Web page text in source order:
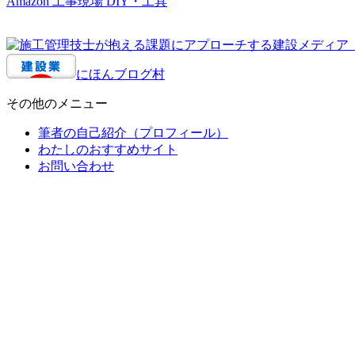
にほんブログ村
その他のメニュー
筆者の自己紹介（プロフィール）
わたしのおすすめサイト
お問い合わせ